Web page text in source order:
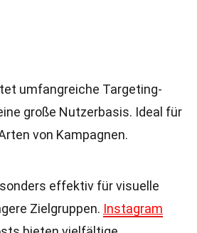
umfangreiche Targeting-
große Nutzerbasis. Ideal für
von Kampagnen.
effektiv für visuelle
Zielgruppen. Instagram